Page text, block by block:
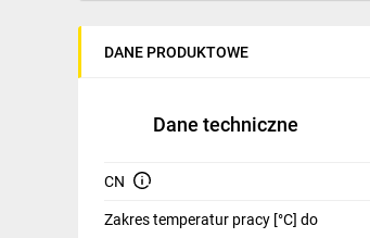
Odzież ochronna i BHP
Elektronika
DANE PRODUKTOWE
Dane techniczne
CN
Zakres temperatur pracy [°C] do